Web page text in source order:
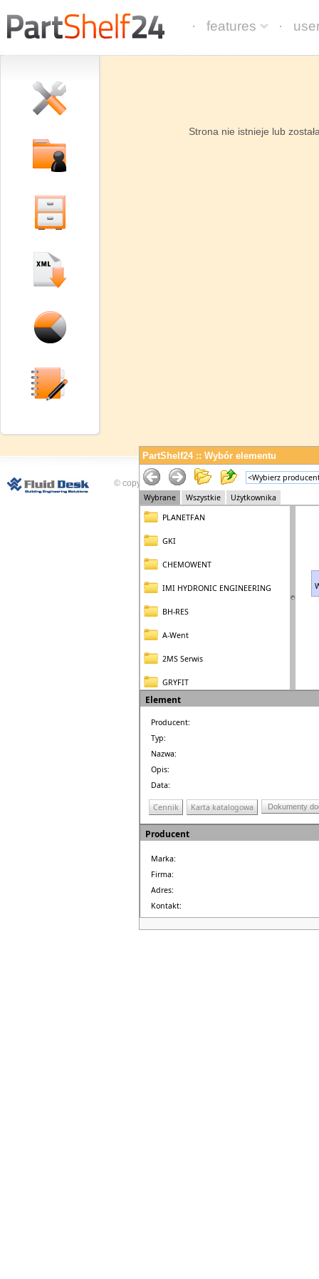
· features ·
Strona nie istnieje lub
© copyright Fluid Desk Sp. z o.o.
PartShelf24 :: Wybór elementu